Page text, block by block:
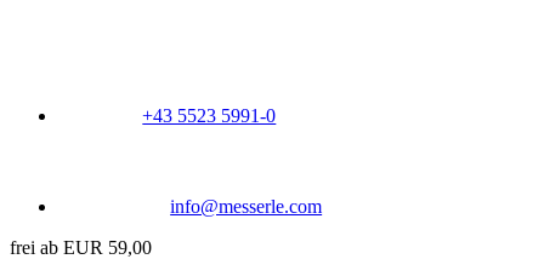
+43 5523 5991-0
info@messerle.com
frei ab EUR 59,00